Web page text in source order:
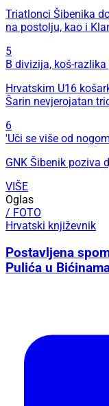
Triatlonci Šibenika
na postolju, kao i
5
B divizija, koš-
Hrvatskim U16
Šarin nevjerojatan
6
'Uči se više od
GNK Šibenik poziva
VIŠE
Oglas
/ FOTO
Hrvatski književnik
Postavljena
Pulića u